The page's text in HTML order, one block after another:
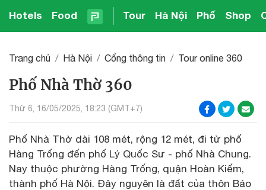
Hotels Food Tour Hà Nội Phố Shop
Trang chủ Hà Nội Cổng thông tin Tour online 360
Phố Nhà Thờ 360
Thứ 6, 16/05/2025, 18:23 (GMT+7)
Phố Nhà Thờ dài 108 mét, rộng 12 mét, đi từ phố
Hàng Trống đến phố Lý Quốc Sư - phố Nhà Chung.
Nay thuộc phường Hàng Trống, quận Hoàn Kiếm,
thành phố Hà Nội. Đây nguyên là đất của thôn Báo